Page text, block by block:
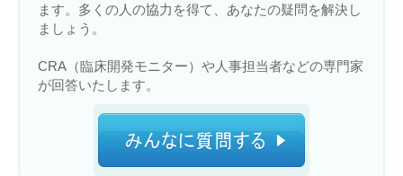
ます。多くの人の協力を得て、あなたの疑問を解決し
ましょう。
CRA（臨床開発モニター）や人事担当者などの専門家
が回答いたします。